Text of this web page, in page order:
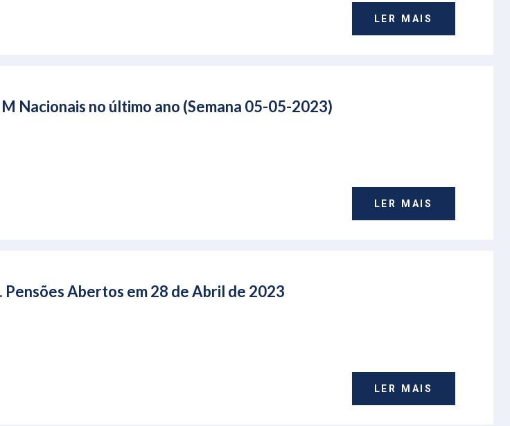
LER MAIS
Nacionais no último ano (Semana 05-05-2023)
LER MAIS
Pensões Abertos em 28 de Abril de 2023
LER MAIS